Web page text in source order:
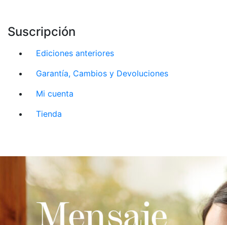
Suscripción
Ediciones anteriores
Garantía, Cambios y Devoluciones
Mi cuenta
Tienda